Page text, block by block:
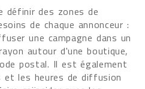
définir des zones de
de chaque annonceur :
une campagne dans un
autour d'une boutique,
postal. Il est également
les heures de diffusion